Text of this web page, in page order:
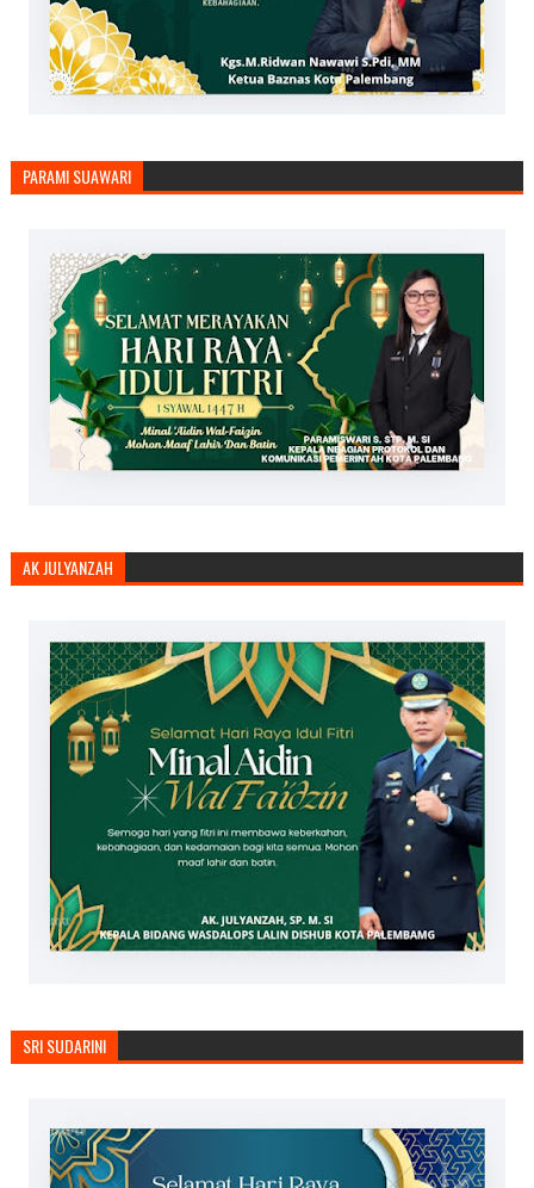
PARAMI SUAWARI
AK JULYANZAH
SRI SUDARINI